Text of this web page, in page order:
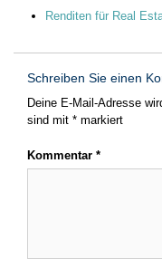
Renditen für Real
Schreiben Sie einen
Deine E-Mail-Adresse
sind mit * markiert
Kommentar *